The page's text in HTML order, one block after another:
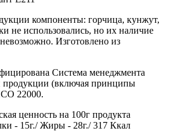
компоненты: горчица, кунжут,
не использовались, но их наличие
Изготовлено из
Система менеджмента
продукции (включая принципы
22000.
ценность на 100г продукта
- 15г./ Жиры - 28г./ 317 Ккал